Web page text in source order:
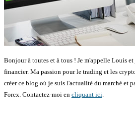
Bonjour à toutes et à tous ! Je m'appelle Louis
financier. Ma passion pour le trading et les
créer ce blog où je suis l'actualité du marché et
Forex. Contactez-moi en cliquant ici.